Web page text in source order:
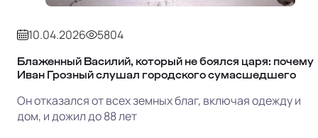
10.04.2026 5804
Блаженный Василий, который не боялся царя: почему
Иван Грозный слушал городского сумасшедшего
Он отказался от всех земных благ, включая одежду и
дом, и дожил до 88 лет